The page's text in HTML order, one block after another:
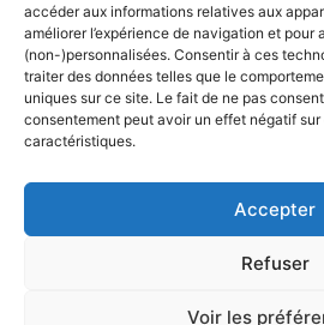
accéder aux informations relatives aux
améliorer l’expérience de navigation et
(non-)personnalisées. Consentir à ces
traiter des données telles que le
uniques sur ce site. Le fait de ne pas
consentement peut avoir un effet négatif
caractéristiques.
Accepter
Refuser
Voir les
ÉtiquetéDraftNFL DraftScouting
All Texts Rights
Tous les textes présents sur ce site
quelque manière que ce soit ces
expresse de leurs